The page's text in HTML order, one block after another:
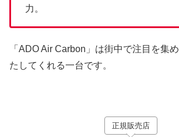
力。
「ADO Air Carbon」は街中で注目を集
たしてくれる一台です。
正規販売店